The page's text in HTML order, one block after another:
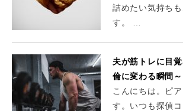
詰めたい気持ち
す。 …
夫が筋トレに目
倫に変わる瞬間～
こんにちは。ピ
す。いつも探偵